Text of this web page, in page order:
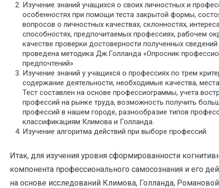
Изучение знаний учащихся о своих личностных и
особенностях при помощи теста закрытой формы,
вопросов о личностных качествах, склонностях,
способностях, предпочитаемых профессиях, рабочем
качестве проверки достоверности полученных
проведена методика Дж.Голланда «Опросник
предпочтений»
Изучение знаний у учащихся о профессиях по трем
содержание деятельности, необходимые качества,
Тест составлен на основе профессиограммы, учета
профессий на рынке труда, возможность получить
профессий в нашем городе, разнообразие типов
классификациям Климова и Голланда.
Изучение алгоритма действий при выборе профессий.
Итак, для изучения уровня сформированности
компонента профессионального самосознания и его
на основе исследований Климова, Голланда,